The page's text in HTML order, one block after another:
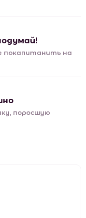
покапитанить на
поросшую